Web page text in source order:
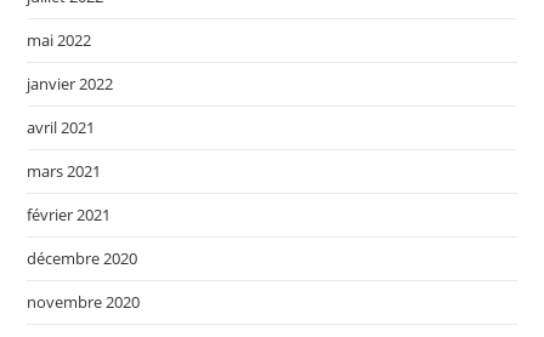
mai 2022
janvier 2022
avril 2021
mars 2021
février 2021
décembre 2020
novembre 2020